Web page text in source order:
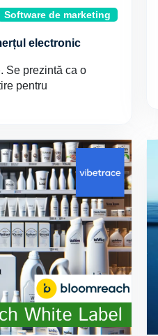
Software de marketing
electronic
Se prezintă ca o
pentru